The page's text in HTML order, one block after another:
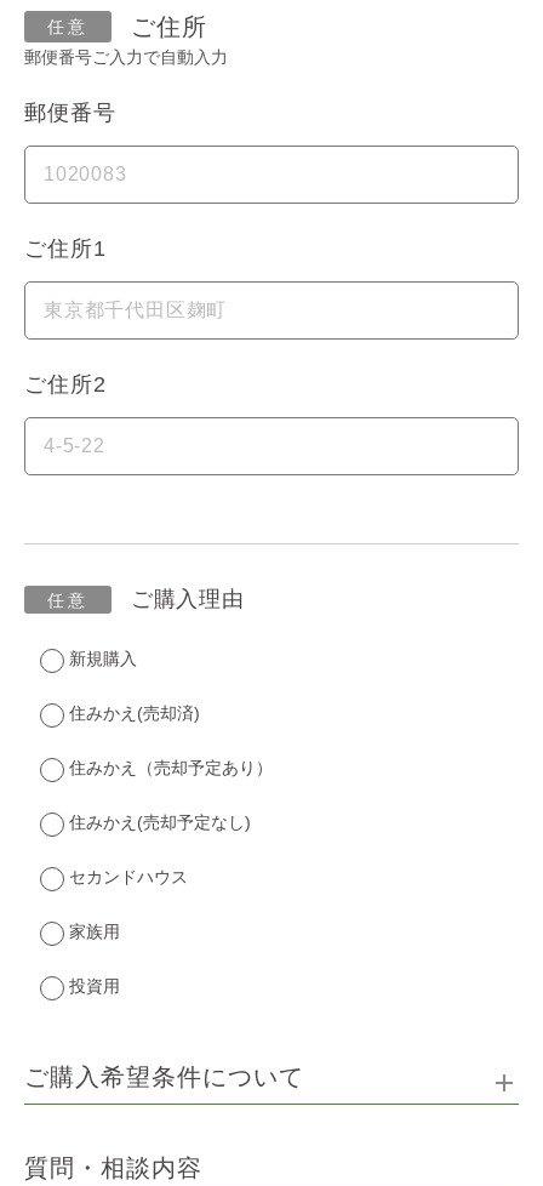
ご住所
郵便番号ご入力で自動入力
郵便番号
ご住所1
ご住所2
ご購入理由
新規購入
住みかえ(売却済)
住みかえ（売却予定あり）
住みかえ(売却予定なし)
セカンドハウス
家族用
投資用
ご購入希望条件について
質問・相談内容